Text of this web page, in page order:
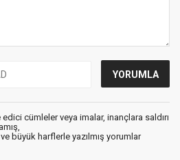
cümleler veya imalar, inançlara saldırı
büyük harflerle yazılmış yorumlar